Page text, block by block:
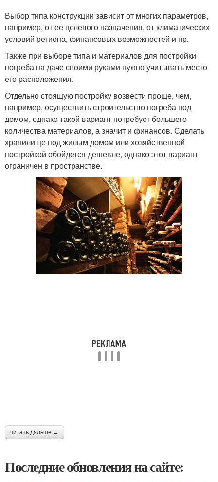
Выбор типа конструкции зависит от многих параметров,
например, от ее целевого назначения, от климатических
условий региона, финансовых возможностей и пр.
Также при выборе типа и материалов для постройки
погреба на даче своими руками нужно учитывать место
его расположения.
Отдельно стоящую постройку возвести проще, чем,
например, осуществить строительство погреба под
домом, однако такой вариант потребует большего
количества материалов, а значит и финансов. Сделать
хранилище под жилым домом или хозяйственной
постройкой обойдется дешевле, однако этот вариант
ограничен в пространстве.
читать дальше →
Последние обновления на сайте: